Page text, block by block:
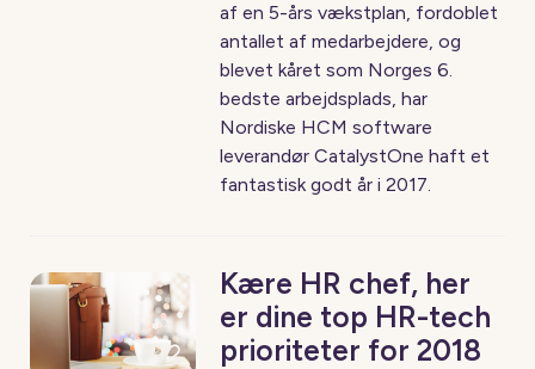
af en 5-års vækstplan, fordoblet
antallet af medarbejdere, og
blevet kåret som Norges 6.
bedste arbejdsplads, har
Nordiske HCM software
leverandør CatalystOne haft et
fantastisk godt år i 2017.
Kære HR chef, her
er dine top HR-tech
prioriteter for 2018